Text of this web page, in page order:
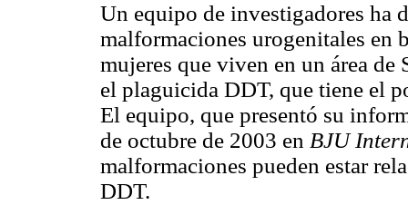
Un equipo de investigadores ha
malformaciones urogenitales en
mujeres que viven en un área
el plaguicida DDT, que tiene el
El equipo, que presentó su
de octubre de 2003 en BJU
malformaciones pueden estar
DDT.